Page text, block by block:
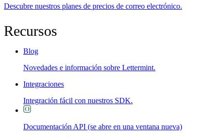
Descubre nuestros planes de precios de correo electrónico.
Recursos
Blog
Novedades e información sobre Lettermint.
Integraciones
Integración fácil con nuestros SDK.
Documentación API (se abre en una ventana nueva)